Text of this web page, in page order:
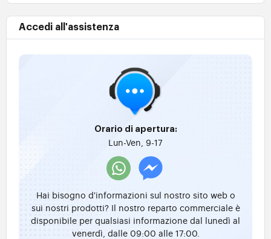
Accedi all'assistenza
Orario di apertura:
Lun-Ven, 9-17
Hai bisogno d'informazioni sul nostro sito web o
sui nostri prodotti? Il nostro reparto commerciale è
disponibile per qualsiasi informazione dal lunedì al
venerdì, dalle 09:00 alle 17:00.